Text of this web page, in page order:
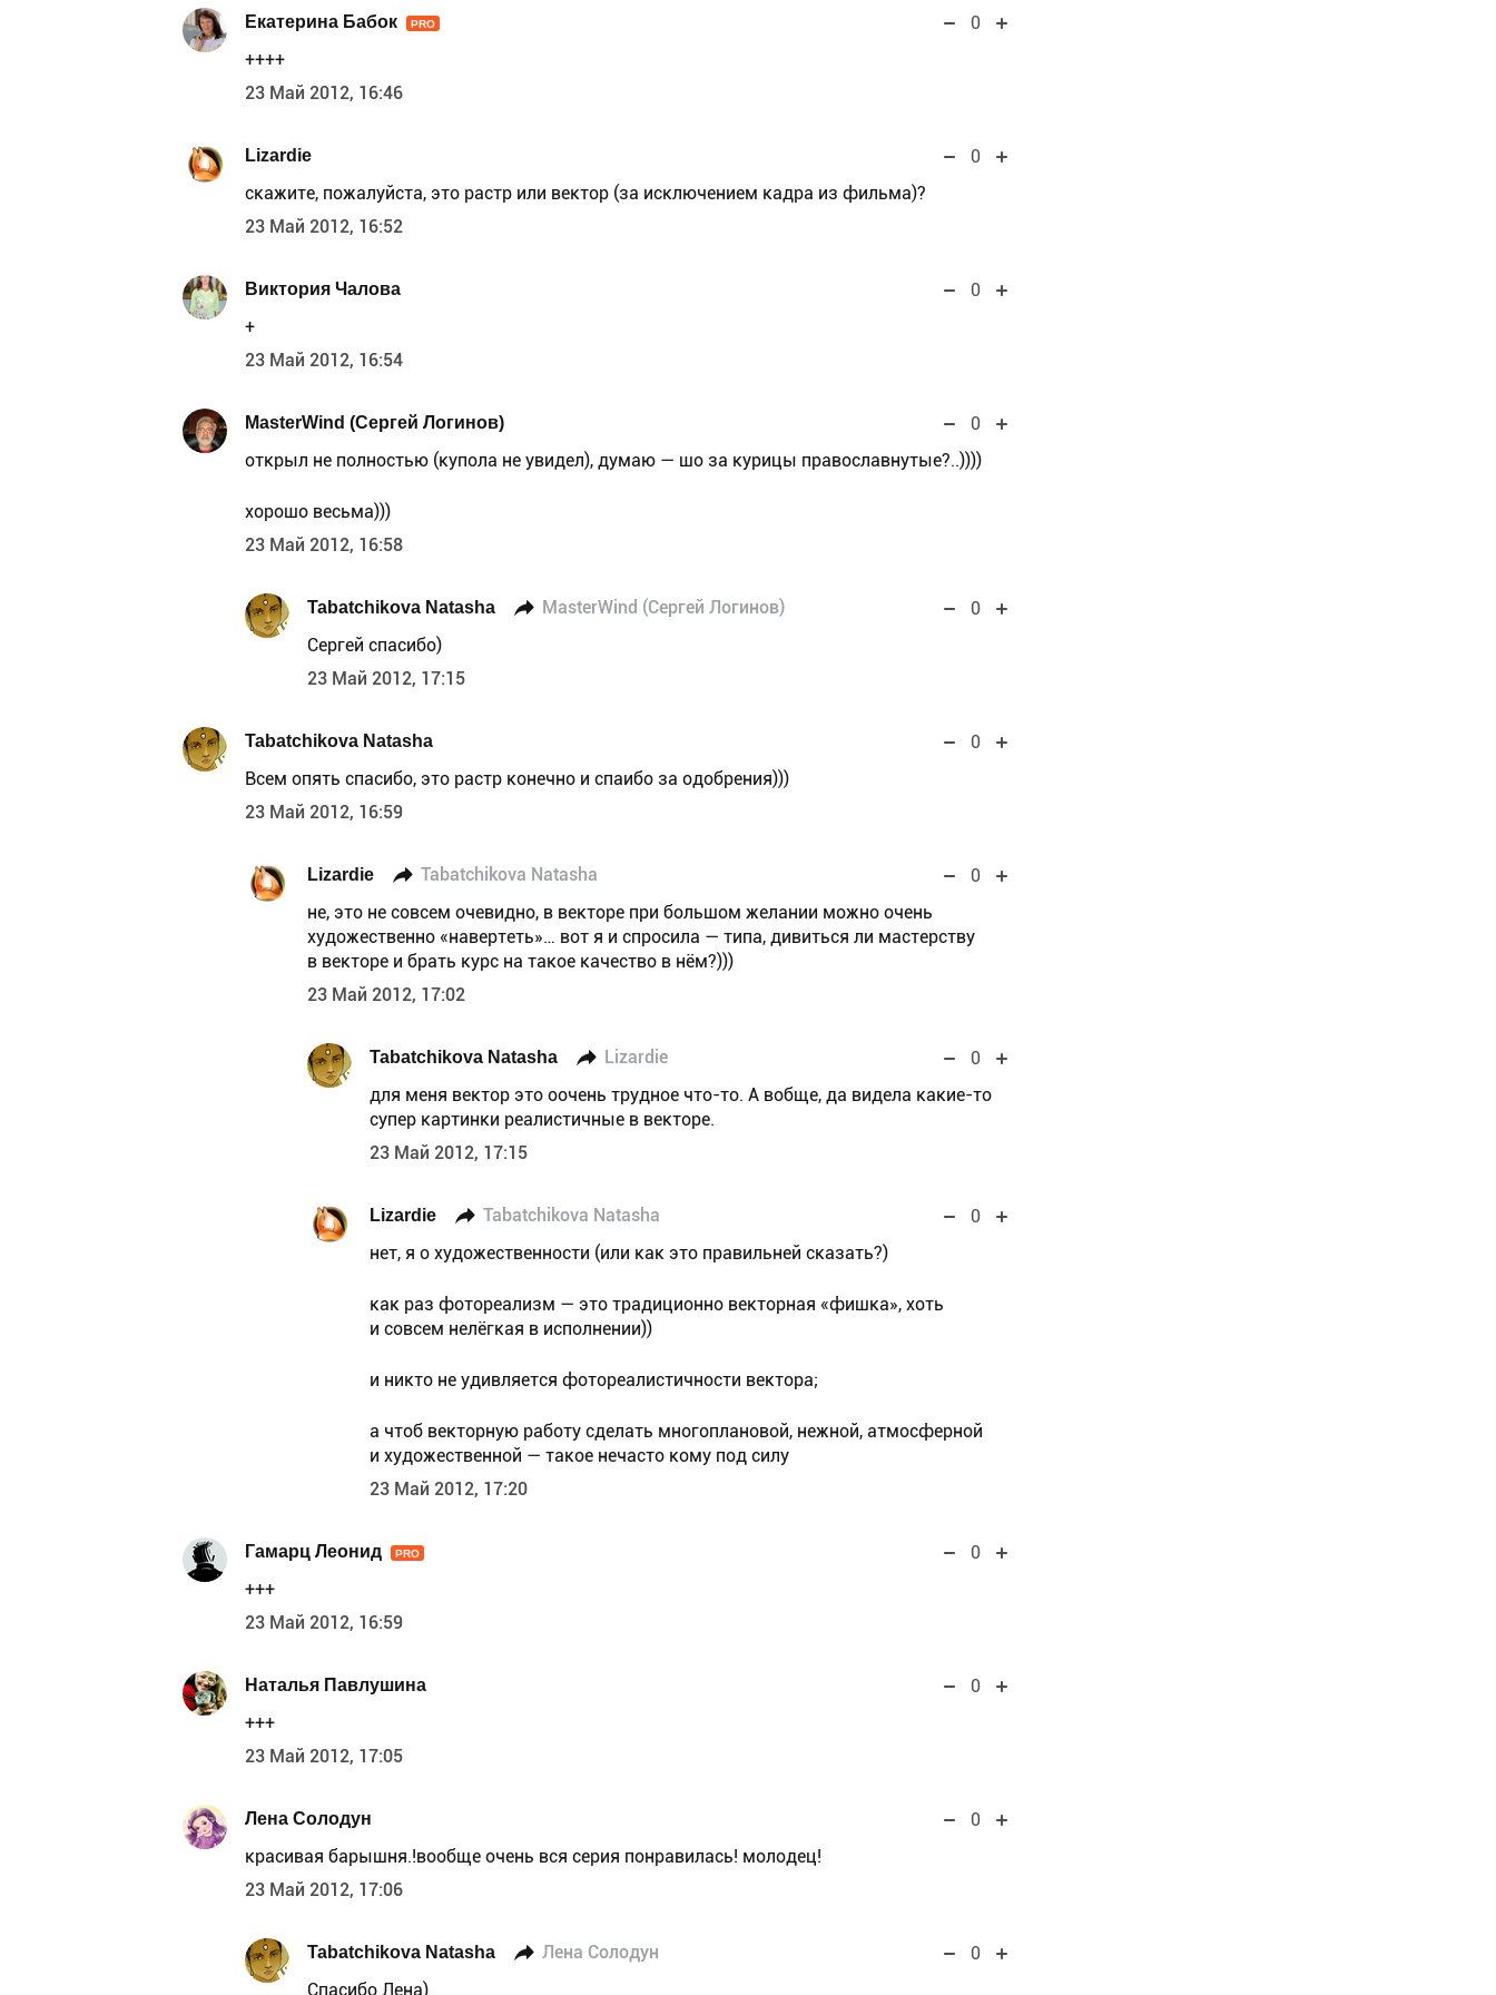
Екатерина Бабок PRO
0
++++
23 Май 2012, 16:46
Lizardie
0
скажите, пожалуйста, это растр или вектор (за исключением кадра из фильма)?
23 Май 2012, 16:52
Виктория Чалова
0
+
23 Май 2012, 16:54
MasterWind (Сергей Логинов)
0
открыл не полностью (купола не увидел), думаю — шо за курицы православнутые?..))))
хорошо весьма)))
23 Май 2012, 16:58
Tabatchikova Natasha MasterWind (Сергей Логинов)
0
Сергей спасибо)
23 Май 2012, 17:15
Tabatchikova Natasha
0
Всем опять спасибо, это растр конечно и спаибо за одобрения)))
23 Май 2012, 16:59
Lizardie Tabatchikova Natasha
0
не, это не совсем очевидно, в векторе при большом желании можно очень
художественно «навертеть»… вот я и спросила — типа, дивиться ли мастерству
в векторе и брать курс на такое качество в нём?)))
23 Май 2012, 17:02
Tabatchikova Natasha Lizardie
0
для меня вектор это оочень трудное что-то. А вобще, да видела какие-то
супер картинки реалистичные в векторе.
23 Май 2012, 17:15
Lizardie Tabatchikova Natasha
0
нет, я о художественности (или как это правильней сказать?)
как раз фотореализм — это традиционно векторная «фишка», хоть
и совсем нелёгкая в исполнении))
и никто не удивляется фотореалистичности вектора;
а чтоб векторную работу сделать многоплановой, нежной, атмосферной
и художественной — такое нечасто кому под силу
23 Май 2012, 17:20
Гамарц Леонид PRO
0
+++
23 Май 2012, 16:59
Наталья Павлушина
0
+++
23 Май 2012, 17:05
Лена Солодун
0
красивая барышня.!вообще очень вся серия понравилась! молодец!
23 Май 2012, 17:06
Tabatchikova Natasha Лена Солодун
0
Спасибо Лена)